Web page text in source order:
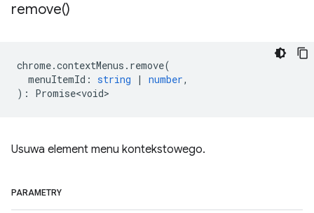
remove()
chrome.contextMenus . remove(
menuItemId : string | number,
) : Promise<void>
Usuwa element menu kontekstowego.
PARAMETRY